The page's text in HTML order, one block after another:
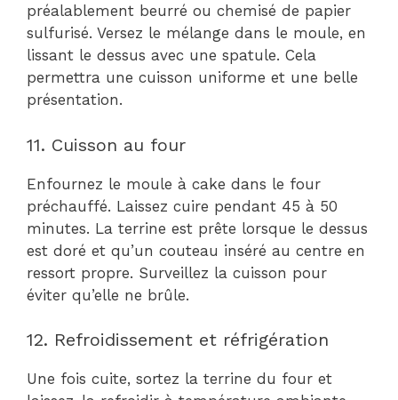
préalablement beurré ou chemisé de papier
sulfurisé. Versez le mélange dans le moule, en
lissant le dessus avec une spatule. Cela
permettra une cuisson uniforme et une belle
présentation.
11. Cuisson au four
Enfournez le moule à cake dans le four
préchauffé. Laissez cuire pendant 45 à 50
minutes. La terrine est prête lorsque le dessus
est doré et qu’un couteau inséré au centre en
ressort propre. Surveillez la cuisson pour
éviter qu’elle ne brûle.
12. Refroidissement et réfrigération
Une fois cuite, sortez la terrine du four et